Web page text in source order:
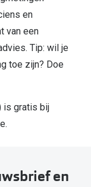
en
van een
Tip: wil je
toe zijn? Doe
is gratis bij
en